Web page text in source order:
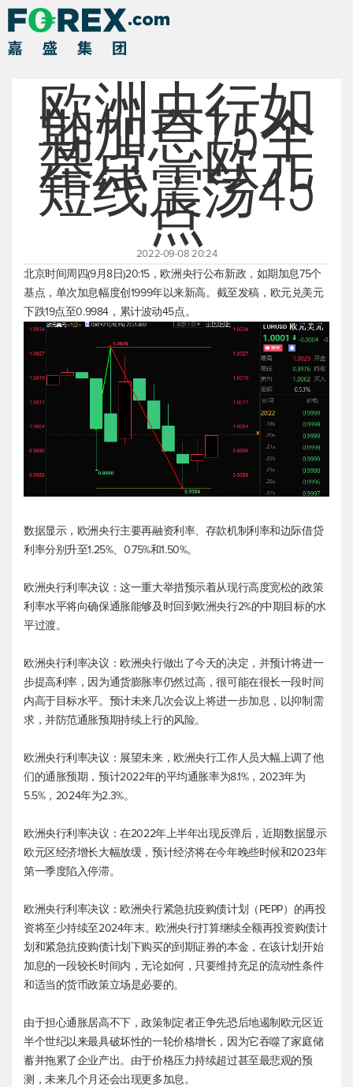
欧洲央行如
期加息75个
基点，欧元
短线震荡45
点
2022-09-08 20:24
北京时间周四(9月8日)20:15，欧洲央行公布新政，如期加息75个
基点，单次加息幅度创1999年以来新高。截至发稿， 欧元兑美元
下跌19点至0.9984，累计波动45点。
数据显示，欧洲央行主要再融资利率、存款机制利率和边际借贷
利率分别升至1.25%、0.75%和1.50%。
欧洲央行利率决议：这一重大举措预示着从现行高度宽松的政策
利率水平将向确保通胀能够及时回到欧洲央行2%的中期目标的水
平过渡。
欧洲央行利率决议：欧洲央行做出了今天的决定，并预计将进一
步提高利率，因为通货膨胀率仍然过高，很可能在很长一段时间
内高于目标水平。预计未来几次会议上将进一步加息，以抑制需
求，并防范通胀预期持续上行的风险。
欧洲央行利率决议：展望未来，欧洲央行工作人员大幅上调了他
们的通胀预期，预计2022年的平均通胀率为8.1%，2023年为
5.5%，2024年为2.3%。
欧洲央行利率决议：在2022年上半年出现反弹后，近期数据显示
欧元区经济增长大幅放缓，预计经济将在今年晚些时候和2023年
第一季度陷入停滞。
欧洲央行利率决议：欧洲央行紧急抗疫购债计划（PEPP）的再投
资将至少持续至2024年末。欧洲央行打算继续全额再投资购债计
划和紧急抗疫购债计划下购买的到期证券的本金，在该计划开始
加息的一段较长时间内，无论如何，只要维持充足的流动性条件
和适当的货币政策立场是必要的。
由于担心通胀居高不下，政策制定者正争先恐后地遏制欧元区近
半个世纪以来最具破坏性的一轮价格增长，因为它吞噬了家庭储
蓄并拖累了企业产出。由于价格压力持续超过甚至最悲观的预
测，未来几个月还会出现更多加息。